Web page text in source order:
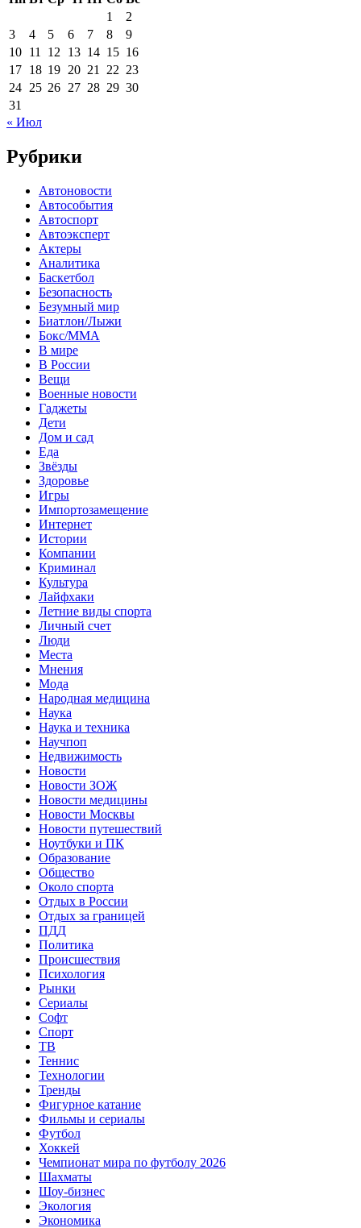
1
2
3
4 5 6 7 8
9
10 11 12 13 14 15 16
17 18 19 20 21 22 23
24 25 26 27 28 29 30
31
« Июл
Рубрики
Автоновости
Автособытия
Автоспорт
Автоэксперт
Актеры
Аналитика
Баскетбол
Безопасность
Безумный мир
Биатлон/Лыжи
Бокс/MMA
В мире
В России
Вещи
Военные новости
Гаджеты
Дети
Дом и сад
Еда
Звёзды
Здоровье
Игры
Импортозамещение
Интернет
Истории
Компании
Криминал
Культура
Лайфхаки
Летние виды спорта
Личный счет
Люди
Места
Мнения
Мода
Народная медицина
Наука
Наука и техника
Научпоп
Недвижимость
Новости
Новости ЗОЖ
Новости медицины
Новости Москвы
Новости путешествий
Ноутбуки и ПК
Образование
Общество
Около спорта
Отдых в России
Отдых за границей
ПДД
Политика
Происшествия
Психология
Рынки
Сериалы
Софт
Спорт
ТВ
Теннис
Технологии
Тренды
Фигурное катание
Фильмы и сериалы
Футбол
Хоккей
Чемпионат мира по футболу 2026
Шахматы
Шоу-бизнес
Экология
Экономика